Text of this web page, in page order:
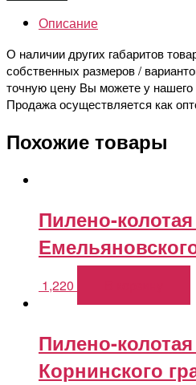
Описание
О наличии других габаритов
собственных размеров /
точную цену Вы можете у
Продажа осуществляется как
Похожие товары
Пилено-
1,220
Пилено-
Корнинского